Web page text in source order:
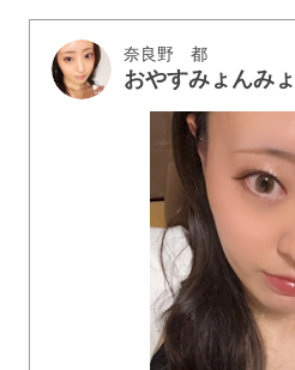
奈良野 都